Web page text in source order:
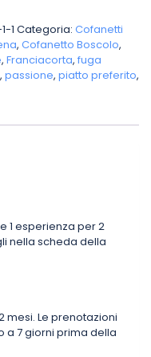
1 Categoria: Cofanetti
, Cofanetto Boscolo,
, Franciacorta, fuga
, passione, piatto preferito,
1 esperienza per 2
nella scheda della
mesi. Le prenotazioni
a 7 giorni prima della